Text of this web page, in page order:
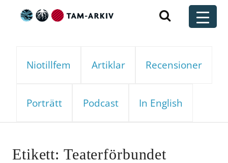
Huvudnavigering
Niotillfem Artiklar Recensioner
Porträtt Podcast In English
Etikett: Teaterförbundet